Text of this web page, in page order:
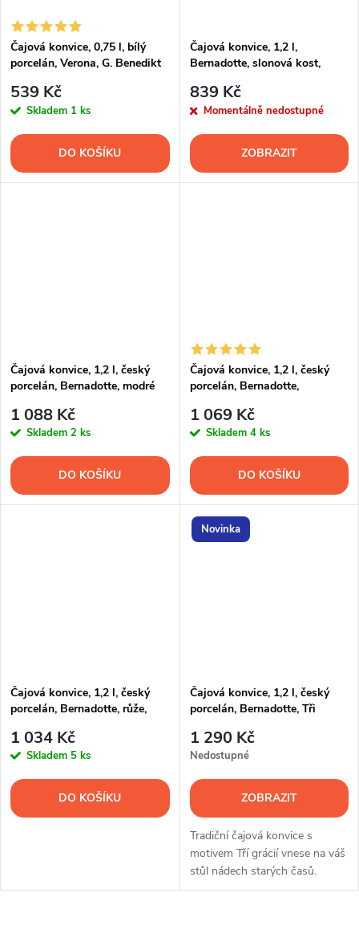
Čajová konvice, 0,75 l, bílý
porcelán, Verona, G. Benedikt
539 Kč
Skladem 1 ks
DO KOŠÍKU
Čajová konvice, 1,2 l,
Bernadotte, slonová kost,
839 Kč
Momentálně nedostupné
ZOBRAZIT
Čajová konvice, 1,2 l, český
porcelán, Bernadotte, modré
1 088 Kč
Skladem 2 ks
DO KOŠÍKU
Čajová konvice, 1,2 l, český
porcelán, Bernadotte,
1 069 Kč
Skladem 4 ks
DO KOŠÍKU
Čajová konvice, 1,2 l, český
porcelán, Bernadotte, růže,
1 034 Kč
Skladem 5 ks
DO KOŠÍKU
Novinka
Čajová konvice, 1,2 l, český
porcelán, Bernadotte, Tři
1 290 Kč
Nedostupné
ZOBRAZIT
Tradiční čajová konvice s
motivem Tří grácií vnese na váš
stůl nádech starých časů.